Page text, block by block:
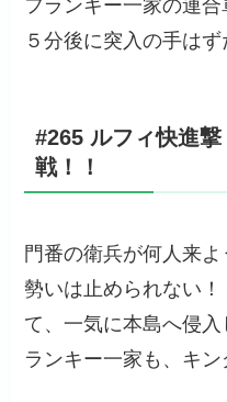
フランキー一家の連
５分後に突入の手は
#265 ルフィ快進
戦！！
門番の衛兵が何人来
勢いは止められない！
て、一気に本島へ侵
ランキー一家も、キン